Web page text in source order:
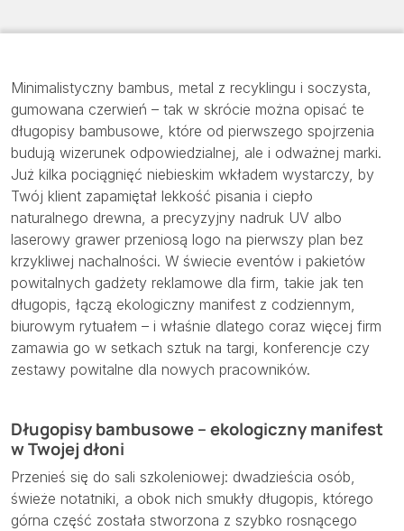
Minimalistyczny bambus, metal z recyklingu i soczysta,
gumowana czerwień – tak w skrócie można opisać te
długopisy bambusowe, które od pierwszego spojrzenia
budują wizerunek odpowiedzialnej, ale i odważnej marki.
Już kilka pociągnięć niebieskim wkładem wystarczy, by
Twój klient zapamiętał lekkość pisania i ciepło
naturalnego drewna, a precyzyjny nadruk UV albo
laserowy grawer przeniosą logo na pierwszy plan bez
krzykliwej nachalności. W świecie eventów i pakietów
powitalnych gadżety reklamowe dla firm, takie jak ten
długopis, łączą ekologiczny manifest z codziennym,
biurowym rytuałem – i właśnie dlatego coraz więcej firm
zamawia go w setkach sztuk na targi, konferencje czy
zestawy powitalne dla nowych pracowników.
Długopisy bambusowe – ekologiczny manifest
w Twojej dłoni
Przenieś się do sali szkoleniowej: dwadzieścia osób,
świeże notatniki, a obok nich smukły długopis, którego
górna część została stworzona z szybko rosnącego